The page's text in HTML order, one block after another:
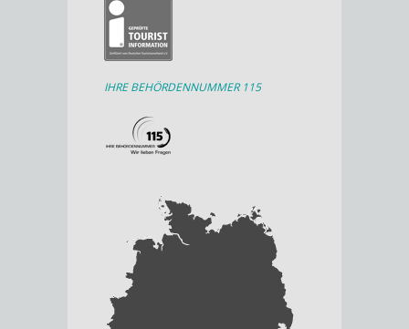
IHRE BEHÖRDENNUMMER 115